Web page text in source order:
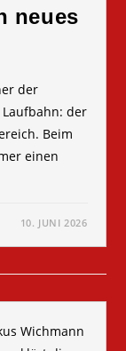
neues
der
der
Beim
einen
10. JUNI 2026